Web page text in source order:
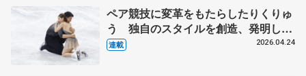
ペア競技に変革をもたらしたりくりゅ
う 独自のスタイルを創造、発明した
【引退発表後②】
連載 2026.04.24